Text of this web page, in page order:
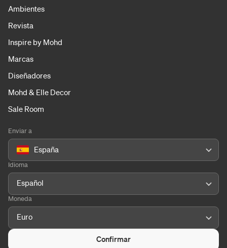
Ambientes
Revista
Inspire by Mohd
Marcas
Diseñadores
Mohd & Elle Decor
Sale Room
Enviar a
España
Idioma
Español
Moneda
Euro
Confirmar